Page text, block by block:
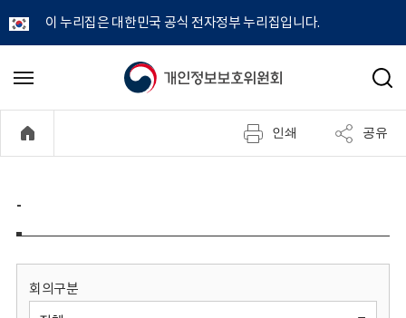
이 누리집은 대한민국 공식 전자정부 누리집입니다.
개
정
보
메
기
검
인쇄 공유
-
회의구분